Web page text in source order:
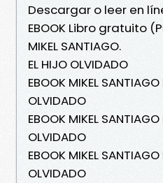
Descargar o leer en
EBOOK Libro gratuito
MIKEL SANTIAGO.
EL HIJO OLVIDADO
EBOOK MIKEL SANTIAGO
OLVIDADO
EBOOK MIKEL
OLVIDADO
EBOOK MIKEL
OLVIDADO